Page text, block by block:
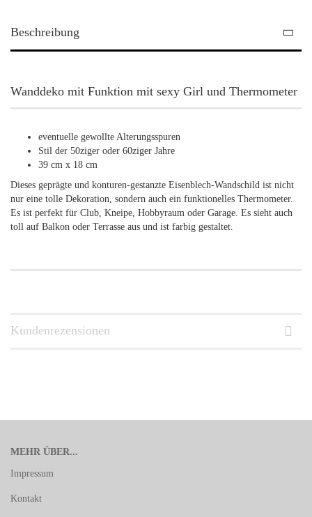
Beschreibung
Wanddeko mit Funktion mit sexy Girl und Thermometer
eventuelle gewollte Alterungsspuren
Stil der 50ziger oder 60ziger Jahre
39 cm x 18 cm
Dieses geprägte und konturen-gestanzte Eisenblech-Wandschild ist nicht
nur eine tolle Dekoration, sondern auch ein funktionelles Thermometer.
Es ist perfekt für Club, Kneipe, Hobbyraum oder Garage. Es sieht auch
toll auf Balkon oder Terrasse aus und ist farbig gestaltet.
Kundenrezensionen
MEHR ÜBER...
Impressum
Kontakt